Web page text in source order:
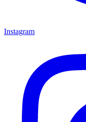
Instagram